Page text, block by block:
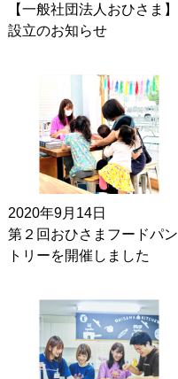
【一般社団法人おひさま】
設立のお知らせ
2020年9月14日
第２回おひさまフードパン
トリーを開催しました